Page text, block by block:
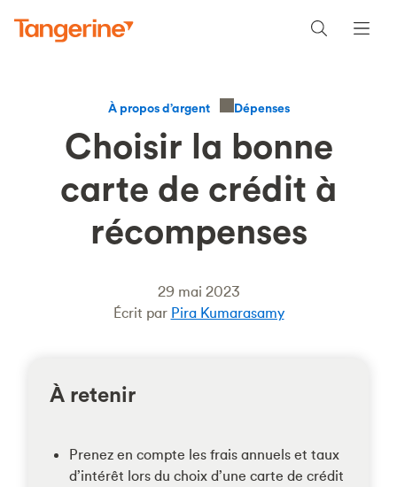
À propos d’argent Dépenses
Choisir la bonne
carte de crédit à
récompenses
29 mai 2023
Écrit par Pira Kumarasamy
À retenir
Prenez en compte les frais annuels et taux
d’intérêt lors du choix d’une carte de crédit